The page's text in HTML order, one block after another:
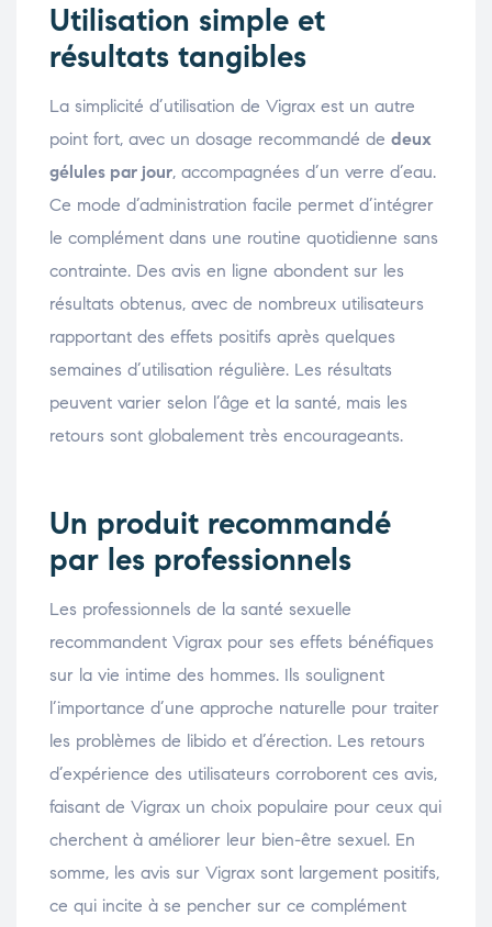
Utilisation simple et
résultats tangibles
La simplicité d’utilisation de Vigrax est un autre
point fort, avec un dosage recommandé de deux
gélules par jour, accompagnées d’un verre d’eau.
Ce mode d’administration facile permet d’intégrer
le complément dans une routine quotidienne sans
contrainte. Des avis en ligne abondent sur les
résultats obtenus, avec de nombreux utilisateurs
rapportant des effets positifs après quelques
semaines d’utilisation régulière. Les résultats
peuvent varier selon l’âge et la santé, mais les
retours sont globalement très encourageants.
Un produit recommandé
par les professionnels
Les professionnels de la santé sexuelle
recommandent Vigrax pour ses effets bénéfiques
sur la vie intime des hommes. Ils soulignent
l’importance d’une approche naturelle pour traiter
les problèmes de libido et d’érection. Les retours
d’expérience des utilisateurs corroborent ces avis,
faisant de Vigrax un choix populaire pour ceux qui
cherchent à améliorer leur bien-être sexuel. En
somme, les avis sur Vigrax sont largement positifs,
ce qui incite à se pencher sur ce complément